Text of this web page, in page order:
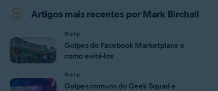
Artigos mais recentes por Mark Birchall
Golp
Golpes do Facebook Marketplace e
como evitá-los
Golp
Golpes comuns do Geek Squad e